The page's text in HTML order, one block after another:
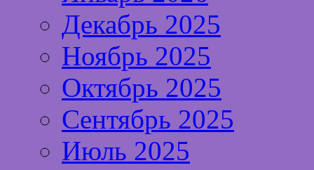
Декабрь 2025
Ноябрь 2025
Октябрь 2025
Сентябрь 2025
Июль 2025